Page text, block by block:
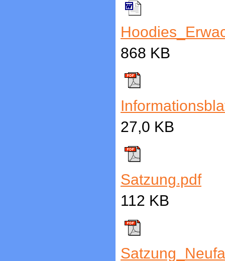
868 KB
27,0 KB
Satzung.pdf
112 KB